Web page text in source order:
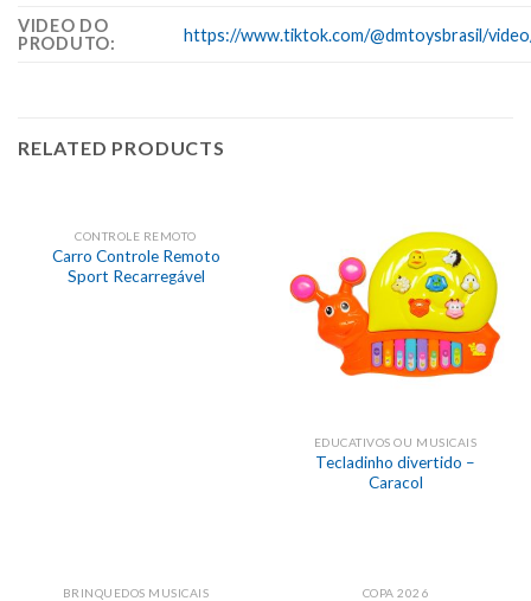
VIDEO DO
PRODUTO:
https://www.tiktok.com/@dmtoysbrasil/
RELATED PRODUCTS
CONTROLE REMOTO
Carro Controle Remoto
Sport Recarregável
EDUCATIVOS OU MUSICAIS
Tecladinho divertido –
Caracol
BRINQUEDOS MUSICAIS COPA 2026